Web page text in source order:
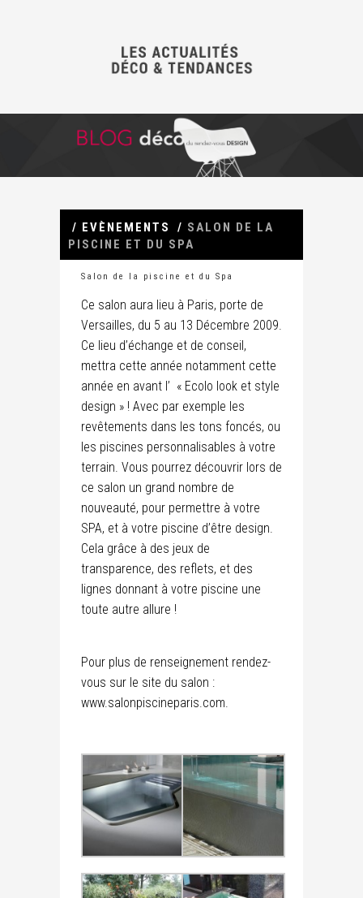
/ EVÈNEMENTS / SALON DE LA
PISCINE ET DU SPA
03/12/2009 Evènements
Salon de la piscine et du Spa
Ce salon aura lieu à Paris, porte de
Versailles, du 5 au 13 Décembre 2009.
Ce lieu d’échange et de conseil,
mettra cette année notamment cette
année en avant l’ « Ecolo look et style
design » ! Avec par exemple les
revêtements dans les tons foncés, ou
les piscines personnalisables à votre
terrain. Vous pourrez découvrir lors de
ce salon un grand nombre de
nouveauté, pour permettre à votre
SPA, et à votre piscine d’être design.
Cela grâce à des jeux de
transparence, des reflets, et des
lignes donnant à votre piscine une
toute autre allure !
Pour plus de renseignement rendez-
vous sur le site du salon :
www.salonpiscineparis.com.